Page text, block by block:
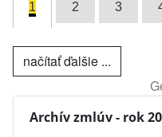
1 2 3
načítať ďalšie ...
Archív zmlúv - rok